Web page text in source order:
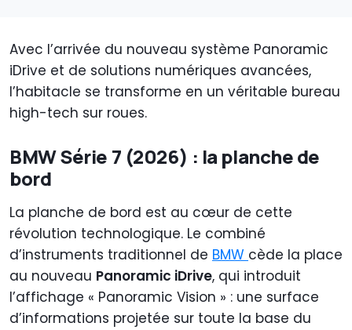
Avec l’arrivée du nouveau système Panoramic
iDrive et de solutions numériques avancées,
l’habitacle se transforme en un véritable bureau
high-tech sur roues.
BMW Série 7 (2026) : la planche de
bord
La planche de bord est au cœur de cette
révolution technologique. Le combiné
d’instruments traditionnel de BMW cède la place
au nouveau Panoramic iDrive, qui introduit
l’affichage « Panoramic Vision » : une surface
d’informations projetée sur toute la base du